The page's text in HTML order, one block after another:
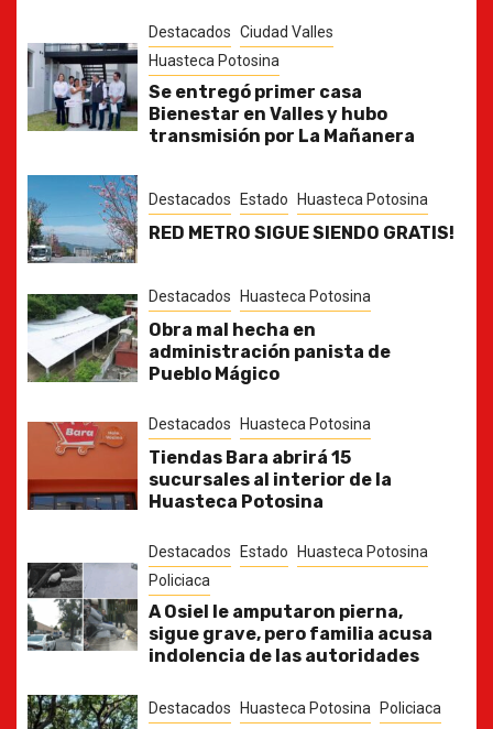
Destacados Ciudad Valles
Huasteca Potosina
Se entregó primer casa
Bienestar en Valles y hubo
transmisión por La Mañanera
Destacados Estado Huasteca Potosina
RED METRO SIGUE SIENDO GRATIS!
Destacados Huasteca Potosina
Obra mal hecha en
administración panista de
Pueblo Mágico
Destacados Huasteca Potosina
Tiendas Bara abrirá 15
sucursales al interior de la
Huasteca Potosina
Destacados Estado
Huasteca Potosina
Policiaca
A Osiel le amputaron pierna,
sigue grave, pero familia acusa
indolencia de las autoridades
Destacados Huasteca Potosina Policiaca